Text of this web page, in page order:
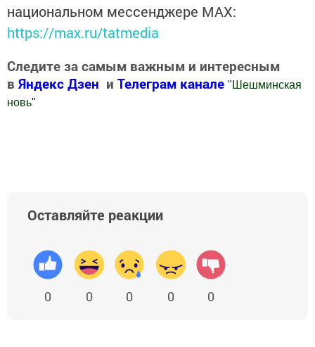
национальном мессенджере MАХ:
https://max.ru/tatmedia
Следите за самым важным и интересным
в Яндекс Дзен и Телеграм канале " Шешминская
новь"
Оставляйте реакции
0 0 0 0 0